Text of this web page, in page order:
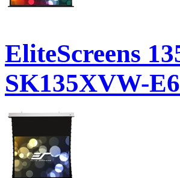
EliteScreens
SK135XVW-